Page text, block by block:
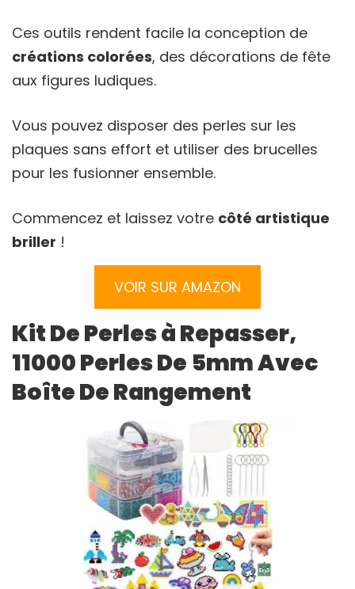
Ces outils rendent facile la conception de
créations colorées, des décorations de fête
aux figures ludiques.
Vous pouvez disposer des perles sur les
plaques sans effort et utiliser des brucelles
pour les fusionner ensemble.
Commencez et laissez votre côté artistique
briller !
VOIR SUR AMAZON
Kit De Perles à Repasser,
11000 Perles De 5mm Avec
Boîte De Rangement